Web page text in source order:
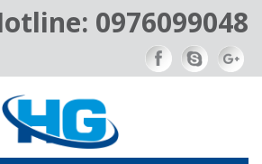
0976099048